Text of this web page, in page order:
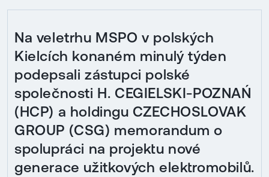
Na veletrhu MSPO v polských
Kielcích konaném minulý týden
podepsali zástupci polské
společnosti H. CEGIELSKI-POZNAŃ
(HCP) a holdingu CZECHOSLOVAK
GROUP (CSG) memorandum o
spolupráci na projektu nové
generace užitkových elektromobilů.